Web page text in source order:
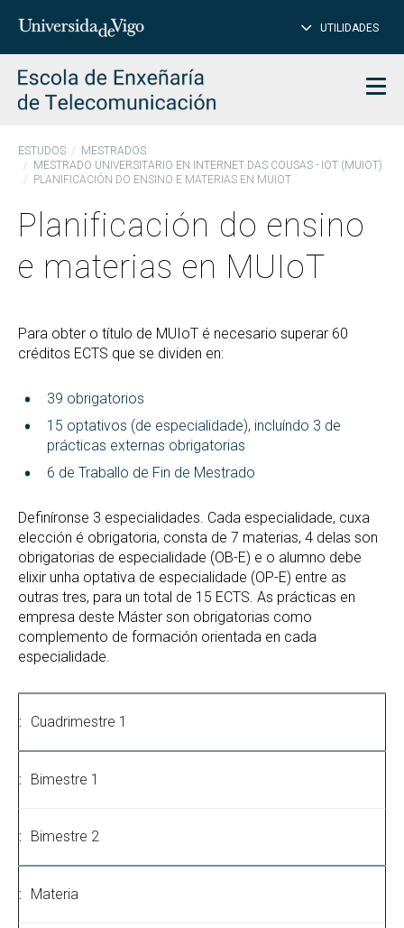
Introduce
para
buscar
UTILIDADES
ESTUDOS
MESTRADOS
MESTRADO UNIVERSITARIO EN INTERNET DAS COUSAS - IOT (MUIOT)
PLANIFICACIÓN DO ENSINO E MATERIAS EN MUIOT
Planificación do ensino
e materias en MUIoT
Para obter o título de MUIoT é necesario superar 60
créditos ECTS que se dividen en:
39 obrigatorios
15 optativos (de especialidade), incluíndo 3 de
prácticas externas obrigatorias
6 de Traballo de Fin de Mestrado
Definíronse 3 especialidades. Cada especialidade, cuxa
elección é obrigatoria, consta de 7 materias, 4 delas son
obrigatorias de especialidade (OB-E) e o alumno debe
elixir unha optativa de especialidade (OP-E) entre as
outras tres, para un total de 15 ECTS. As prácticas en
empresa deste Máster son obrigatorias como
complemento de formación orientada en cada
especialidade.
Cuadrimestre 1
Bimestre 1
Bimestre 2
Materia